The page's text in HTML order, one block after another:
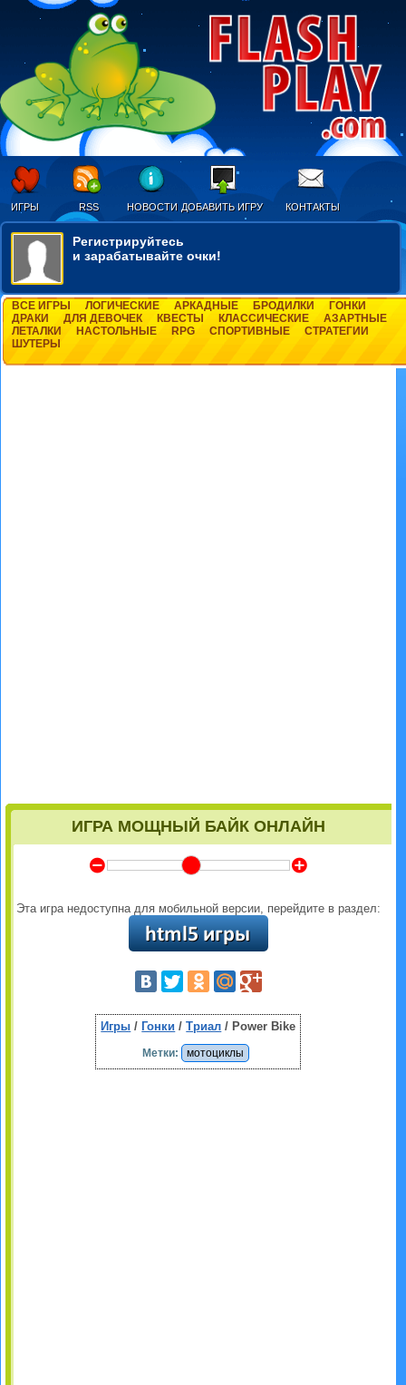
ИГРЫ RSS НОВОСТИ ДОБАВИТЬ ИГРУ КОНТАКТЫ
Регистрируйтесь
и зарабатывайте очки!
ВСЕ ИГРЫ ЛОГИЧЕСКИЕ АРКАДНЫЕ БРОДИЛКИ
ГОНКИ
ДРАКИ
ДЛЯ ДЕВОЧЕК КВЕСТЫ КЛАССИЧЕСКИЕ
АЗАРТНЫЕ
ЛЕТАЛКИ
НАСТОЛЬНЫЕ RPG СПОРТИВНЫЕ
СТРАТЕГИИ
ШУТЕРЫ
ИГРА МОЩНЫЙ БАЙК ОНЛАЙН
Y Z
Эта игра недоступна для мобильной версии, перейдите в раздел:
Игры / Гонки /Триал / Power Bike
Метки: мотоциклы